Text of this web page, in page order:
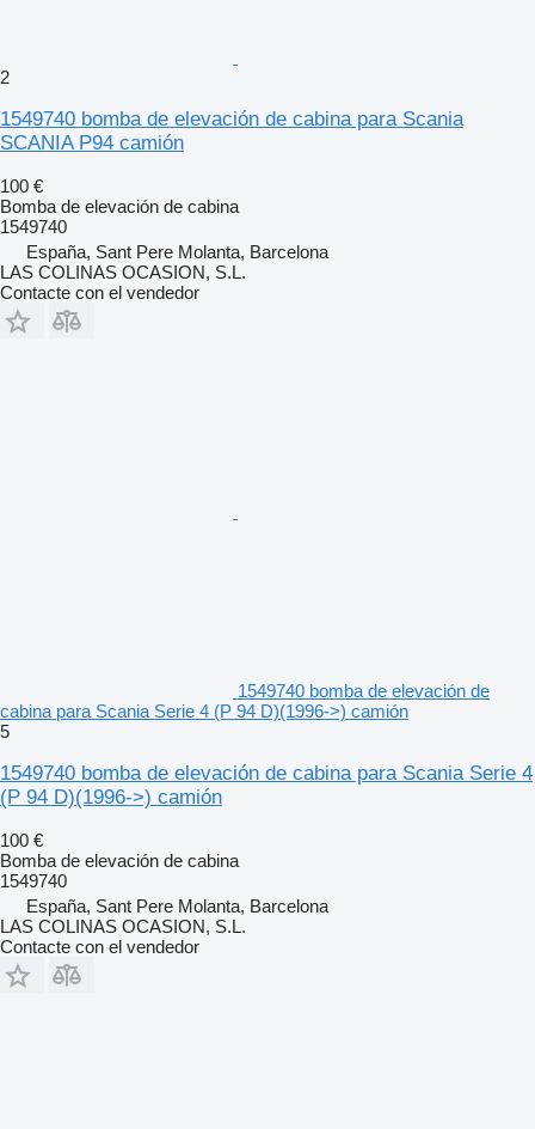
2
1549740 bomba de elevación de cabina para Scania
SCANIA P94 camión
100 €
Bomba de elevación de cabina
1549740
España, Sant Pere Molanta, Barcelona
LAS COLINAS OCASION, S.L.
Contacte con el vendedor
1549740 bomba de elevación de
cabina para Scania Serie 4 (P 94 D)(1996->) camión
5
1549740 bomba de elevación de cabina para Scania Serie 4
(P 94 D)(1996->) camión
100 €
Bomba de elevación de cabina
1549740
España, Sant Pere Molanta, Barcelona
LAS COLINAS OCASION, S.L.
Contacte con el vendedor